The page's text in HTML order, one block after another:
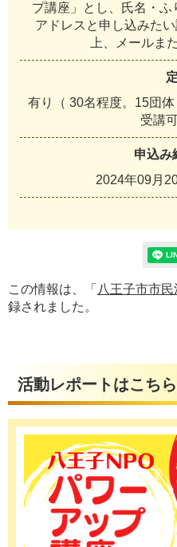
プ講座」とし、氏名・
アドレスと申し込みた
上、メールま
有り（ 30名程度。15団
受講
申込み
2024年09月
この情報は、「 八王子市市
録されました。
活動レポートはこちら